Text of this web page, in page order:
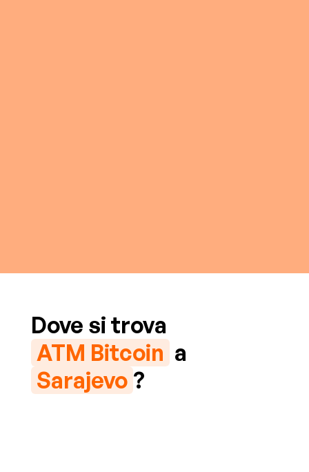
Dove si trova
ATM Bitcoin a
Sarajevo ?